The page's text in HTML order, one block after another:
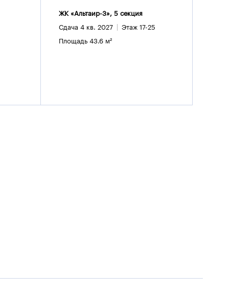
ЖК «Альтаир-3», 5 секция
Сдача 4 кв. 2027 Этаж 17-25
Площадь 43.6 м²